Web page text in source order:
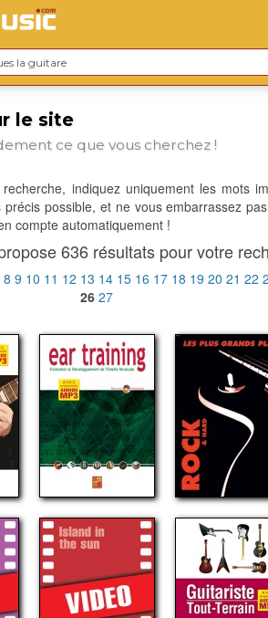
le site
ce que vous cherchez !
indiquez uniquement les mots
possible, et ne vous embarrassez
compte automatiquement !
636 résultats pour votre
8 9 10 11 12 13 14 15 16 17 18 19 20 21 22
26 27